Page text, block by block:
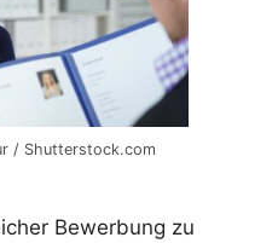
/ Shutterstock.com
Bewerbung zu